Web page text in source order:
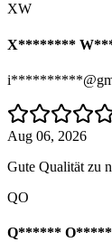
XW
X********
Aug 06, 2026
Gute Qualität zu
QO
Q******